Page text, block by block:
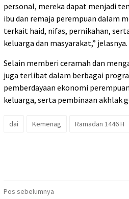
personal, mereka dapat menjadi
ibu dan remaja perempuan dalam
terkait haid, nifas, pernikahan,
keluarga dan masyarakat,” jelasnya.
Selain memberi ceramah dan
juga terlibat dalam berbagai
pemberdayaan ekonomi
keluarga, serta pembinaan akhlak
dai Kemenag Ramadan 1446 H
Navigasi
Pos sebelumnya